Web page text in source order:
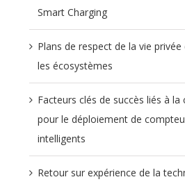
Smart Charging
Plans de respect de la vie
les écosystèmes
Facteurs clés de succès liés à la
pour le déploiement de
intelligents
Retour sur expérience de la